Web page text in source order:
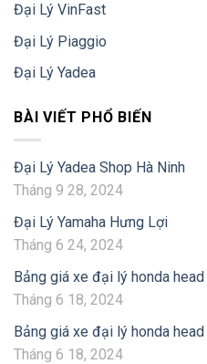
Đại Lý VinFast
Đại Lý Piaggio
Đại Lý Yadea
BÀI VIẾT PHỔ BIẾN
Đại Lý Yadea Shop Hà Ninh
Tháng 9 28, 2024
Đại Lý Yamaha Hưng Lợi
Tháng 6 24, 2024
Bảng giá xe đại lý honda
Tháng 6 18, 2024
Bảng giá xe đại lý honda
Tháng 6 18, 2024